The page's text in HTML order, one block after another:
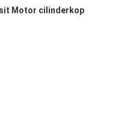
Motor cilinderkop